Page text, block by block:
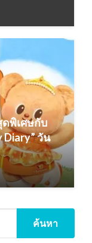
พิเศษกับ
Diary” วัน